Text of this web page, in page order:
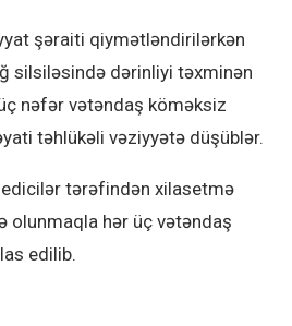
şəraiti qiymətləndirilərkən
silsiləsində dərinliyi təxminən
nəfər vətəndaş köməksiz
təhlükəli vəziyyətə düşüblər.
tərəfindən xilasetmə
olunmaqla hər üç vətəndaş
edilib.